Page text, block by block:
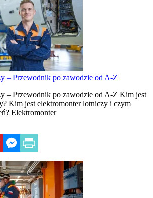
– Przewodnik po zawodzie od A-Z
– Przewodnik po zawodzie od A-Z Kim jest
Kim jest elektromonter lotniczy i czym
Elektromonter